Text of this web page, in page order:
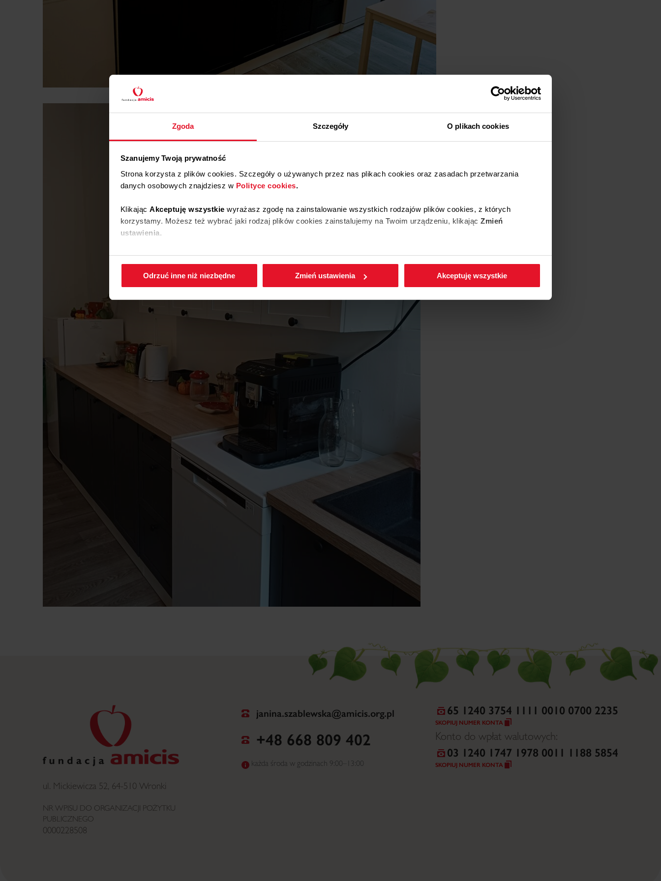
Zgoda Szczegóły O plikach cookies
Szanujemy Twoją prywatność
Strona korzysta z plików cookies. Szczegóły o używanych przez nas plikach cookies oraz zasadach przetwarzania
danych osobowych znajdziesz w Polityce cookies.
Klikając Akceptuję wszystkie wyrażasz zgodę na zainstalowanie wszystkich rodzajów plików cookies, z których
korzystamy. Możesz też wybrać jaki rodzaj plików cookies zainstalujemy na Twoim urządzeniu, klikając Zmień
ustawienia.
W każdej chwili możesz zmienić wybrane przez Ciebie ustawienia plików cookies wchodząc w zakładkęPolityka
Odrzuć inne niż niezbędne
Zmień ustawienia Akceptuję wszystkie
ul. Mickiewicza 52, 64-510 Wronki
NR WPISU DO ORGANIZACJI POŻYTKU
PUBLICZNEGO
0000228508
janina.szablewska@amicis.org.pl
+48 668 809 402
każda środa w godzinach 9:00–13:00
65 1240 3754 1111 0010 0700 2235
SKOPIUJ NUMER KONTA
Konto do wpłat walutowych:
03 1240 1747 1978 0011 1188 5854
SKOPIUJ NUMER KONTA